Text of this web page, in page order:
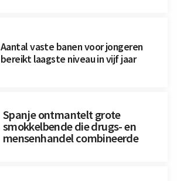
Aantal vaste banen voor jongeren
bereikt laagste niveau in vijf jaar
Spanje ontmantelt grote
smokkelbende die drugs- en
mensenhandel combineerde